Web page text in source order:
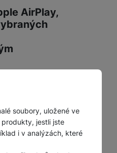
soubory, uložené ve
jestli jste
i v analýzách, které
AirPlay,
, které umožňují